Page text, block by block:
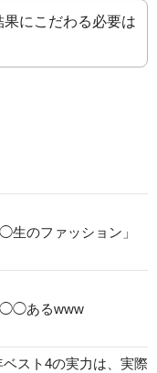
にこだわる必要は
生のファッション」
◯◯あるwww
スト4の実力は、実際